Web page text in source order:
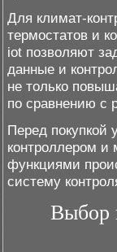
Для климат-
термостатов и
iot позволяют
данные и
не только
по сравнению с
Перед покупкой
контроллером
функциями
систему
Выбор